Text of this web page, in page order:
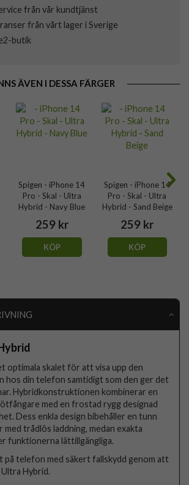
från vår kundtjänst
från vårt lager i Sverige
butik
ÄVEN I DESSA FÄRGER
Spigen - iPhone 14
Pro - Skal - Ultra
Hybrid - Navy Blue
259 kr
KÖP
Spigen - iPhone 14
Pro - Skal - Ultra
Hybrid - Sand Beige
259 kr
KÖP
optimala skalet för att visa upp den
hos din telefon samtidigt som den ger det
Hybridkonstruktionen kombinerar en
med en frostad rygg designad
Dess enkla design bibehåller en tunn
med trådlös laddning, medan exakta
funktionerna lättillgängliga.
på telefon med säkert fallskydd genom att
Hybrid.